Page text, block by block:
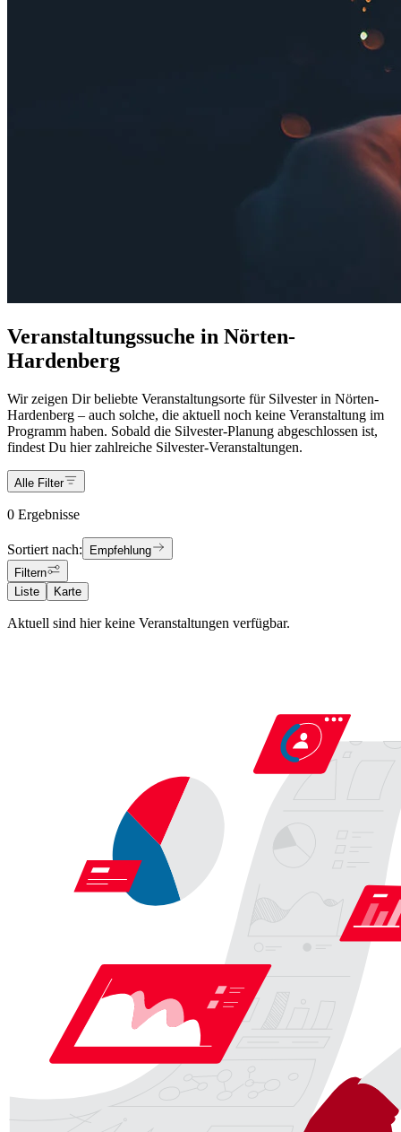
Veranstaltungssuche in Nörten-
Hardenberg
Wir zeigen Dir beliebte Veranstaltungsorte für Silvester in Nörten-
Hardenberg – auch solche, die aktuell noch keine Veranstaltung im
Programm haben. Sobald die Silvester-Planung abgeschlossen ist,
findest Du hier zahlreiche Silvester-Veranstaltungen.
Alle Filter
0 Ergebnisse
Sortiert nach:
Empfehlung
Filtern
Liste
Karte
Aktuell sind hier keine Veranstaltungen verfügbar.